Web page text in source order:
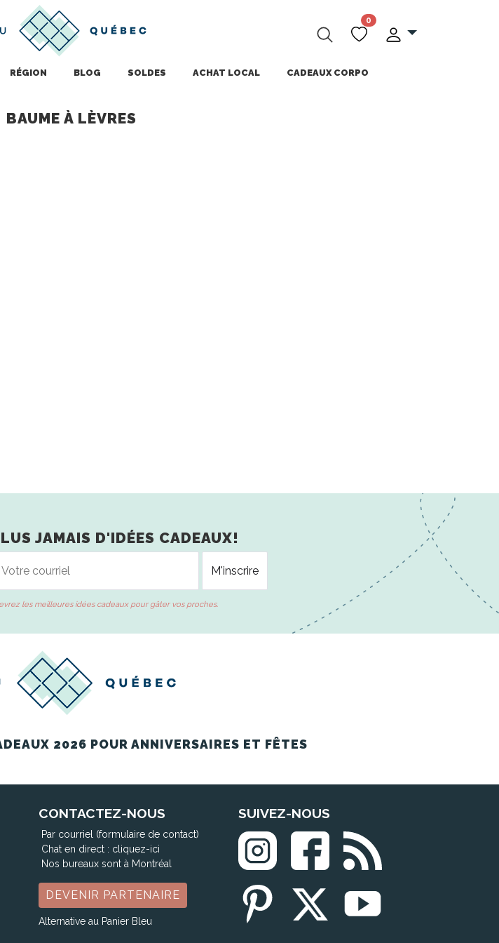
0
RÉGION BLOG SOLDES ACHAT LOCAL CADEAUX CORPO
À LÈVRES
JAMAIS D'IDÉES CADEAUX!
les meilleures idées cadeaux pour gâter vos proches.
2026 POUR ANNIVERSAIRES ET FÊTES
CONTACTEZ-NOUS
Par courriel (formulaire de contact)
Chat en direct : cliquez-ici
Nos bureaux sont à Montréal
DEVENIR PARTENAIRE
Alternative au Panier Bleu
SUIVEZ-NOUS